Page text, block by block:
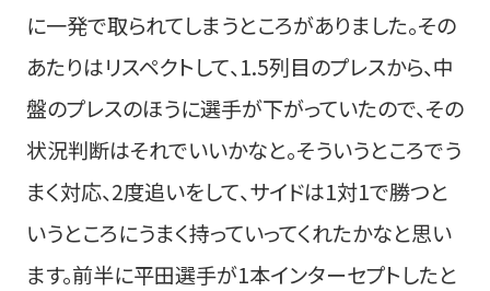
に一発で取られてしまうところがありました。その
あたりはリスペクトして、1.5列目のプレスから、中
盤のプレスのほうに選手が下がっていたので、その
状況判断はそれでいいかなと。そういうところでう
まく対応、2度追いをして、サイドは1対1で勝つと
いうところにうまく持っていってくれたかなと思い
ます。前半に平田選手が1本インターセプトしたと